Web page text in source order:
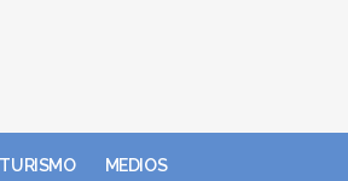
TURISMO MEDIOS